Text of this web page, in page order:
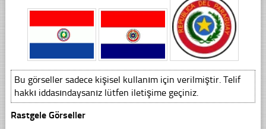
Bu görseller sadece kişisel kullanım için verilmiştir. Telif
hakkı iddasındaysanız lütfen iletişime geçiniz.
Rastgele Görseller